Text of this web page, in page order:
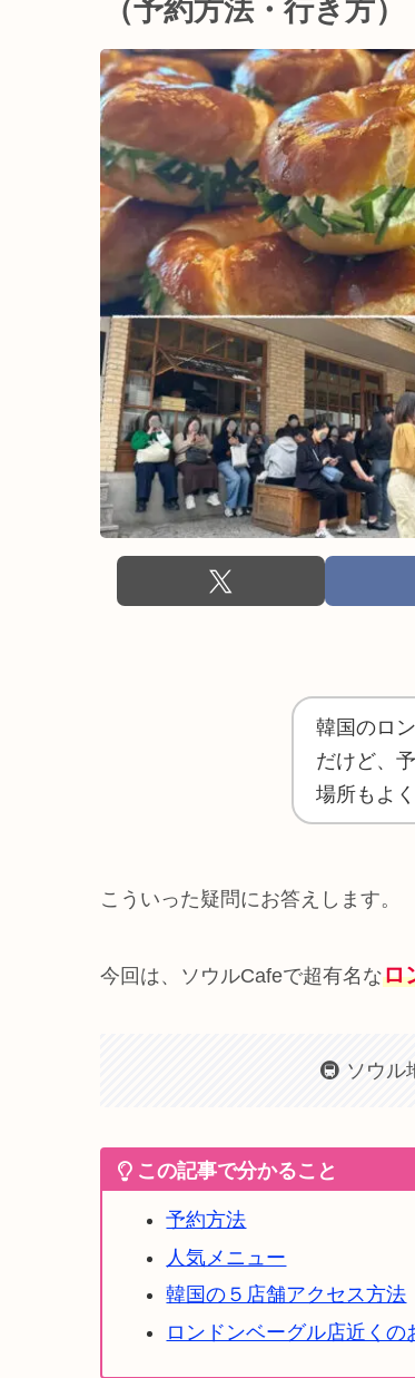
（予約方法・行き方）
韓国のロ
だけど、
場所もよ
こういった疑問にお答えします。
今回は、ソウルCafeで超有名なロ
🚇 ソウル
この記事で分かること
予約方法
人気メニュー
韓国の５店舗アクセス方法
ロンドンベーグル店近く